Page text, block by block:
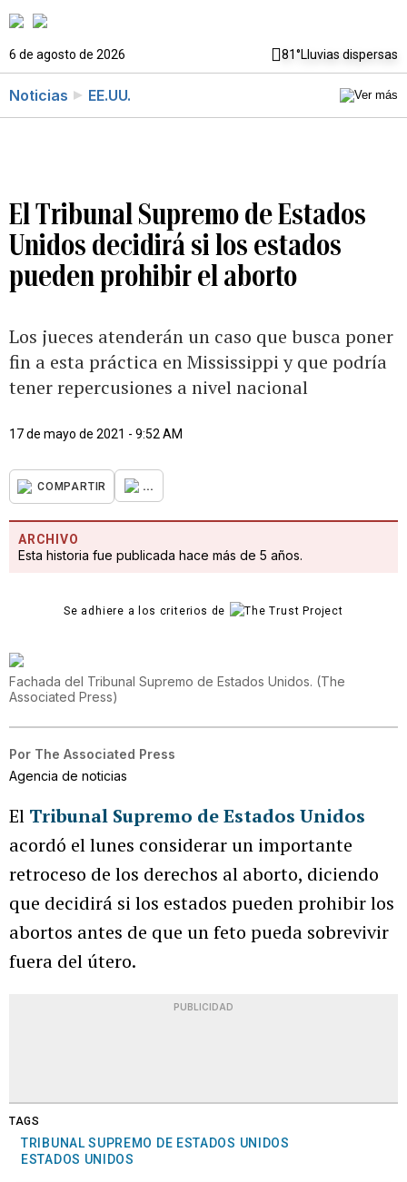
6 de agosto de 2026 81°Lluvias dispersas
Noticias EE.UU.
El Tribunal Supremo de Estados
Unidos decidirá si los estados
pueden prohibir el aborto
Los jueces atenderán un caso que busca poner
fin a esta práctica en Mississippi y que podría
tener repercusiones a nivel nacional
17 de mayo de 2021 - 9:52 AM
COMPARTIR ...
ARCHIVO
Esta historia fue publicada hace más de 5 años.
Se adhiere a los criterios de
Fachada del Tribunal Supremo de Estados Unidos. (The
Associated Press)
Por The Associated Press
Agencia de noticias
El Tribunal Supremo de Estados Unidos
acordó el lunes considerar un importante
retroceso de los derechos al aborto, diciendo
que decidirá si los estados pueden prohibir los
abortos antes de que un feto pueda sobrevivir
fuera del útero.
PUBLICIDAD
TAGS
TRIBUNAL SUPREMO DE ESTADOS UNIDOS
ESTADOS UNIDOS